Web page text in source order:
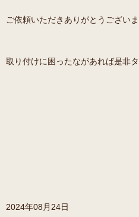
ご依頼いただきありがとうございま
取り付けに困ったながあれば是非
2024年08月24日